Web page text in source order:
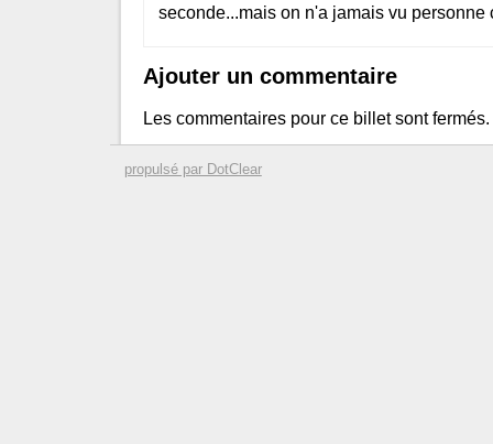
seconde...mais on n'a jamais vu personne
Ajouter un commentaire
Les commentaires pour ce billet sont fermés.
propulsé par DotClear